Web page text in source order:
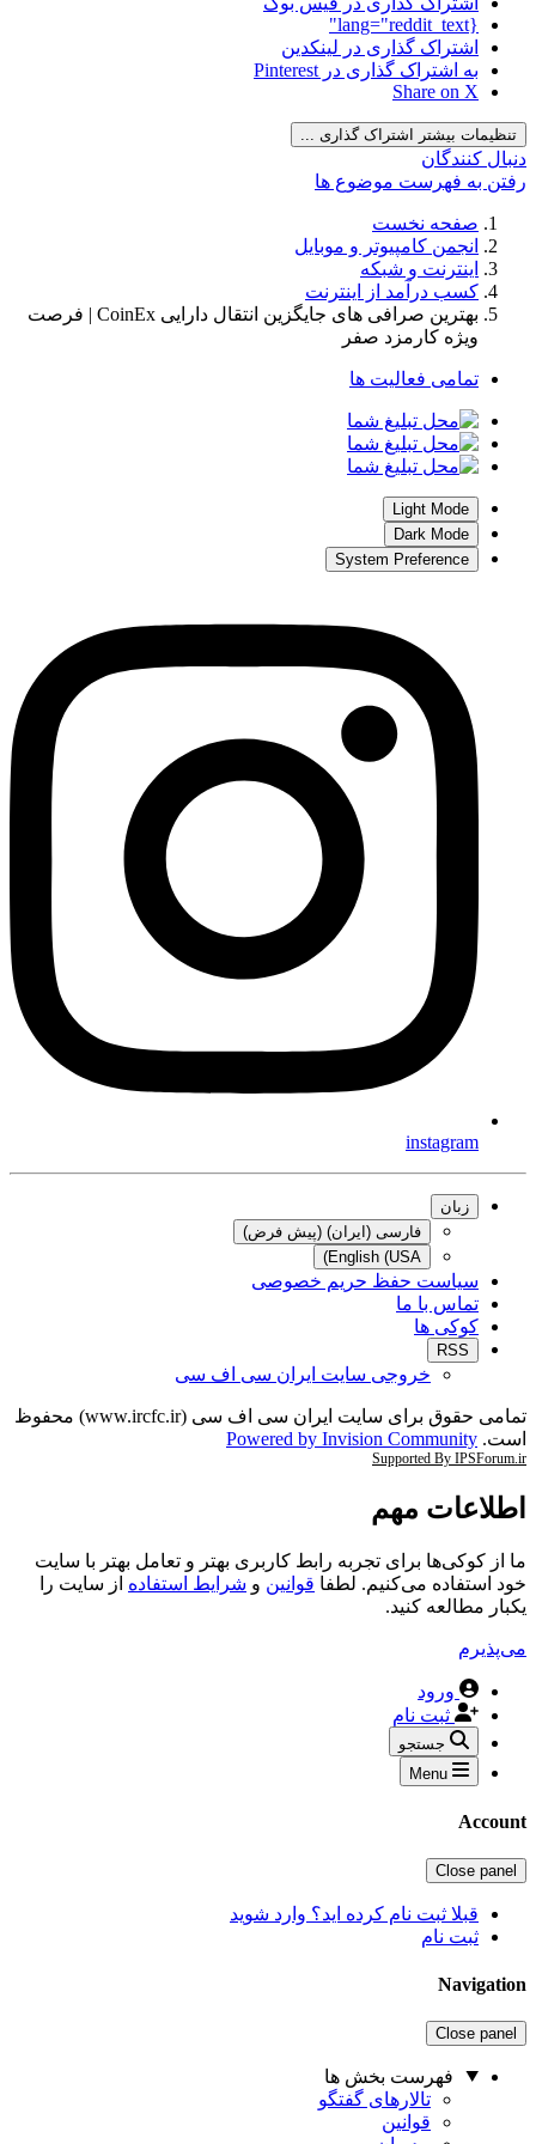
{lang="reddit_text"
اشتراک گذاری در لینکدین
به اشتراک گذاری در Pinterest
Share on X
بیشتر اشتراک گذاری ...
کنندگان
به فهرست موضوع ها
صفحه نخست
انجمن کامپیوتر و موبایل
اینترنت و شبکه
کسب درآمد از اینترنت
بهترین صرافی های جایگزین انتقال دارایی CoinEx | فرصت
ویژه کارمزد صفر
تمامی فعالیت ها
Light Mode
Dark Mode
System Preference
instagram
زبان
فارسی (ایران) (پیش فرض)
English (USA)
سیاست حفظ حریم خصوصی
تماس با ما
کوکی ها
RSS
خروجی سایت ایران سی اف سی
تمامی حقوق برای سایت ایران سی اف سی (www.ircfc.ir) محفوظ
Powered by Invision Community
Supported By
مهم
از کوکی‌ها برای تجربه رابط کاربری بهتر و تعامل بهتر با سایت
استفاده می‌کنیم. لطفاقوانینوشرایط استفادهاز سایت را
مطالعه کنید.
ورود
ثبت نام
جستجو
Menu
Close
قبلا ثبت نام کرده اید؟ وارد شوید
ثبت نام
Close
فهرست بخش ها
تالارهای گفتگو
قوانین